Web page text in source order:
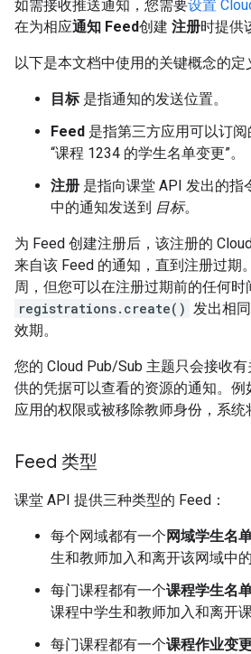
如需接收推送通知，您需要设置
在为相应通知 Feed创建 注册时提供
以下是本文档中使用的关键概念的定
目标是指通知的发送位置。
Feed 是指第三方应用可以订阅
“课程 1234 的学生名单变更”。
注册 是指向课堂 API 发出的指
中的通知发送到 目标。
为 Feed 创建注册后，该注册的
来自该 Feed 的通知，直到注册过期
周，但您可以在注册过期前的任何时
registrations.create() 发出相
效期。
您的 Cloud Pub/Sub 主题只会接收
供的凭据可以查看的资源的通知。
应用的权限或被移除教师身份，系统
Feed 类型
课堂 API 提供三种类型的 Feed：
每个网域都有一个 网域学生名
生和教师加入和离开该网域中
每门课程都有一个课程学生名
课程中学生和教师加入和离开
每门课程都有一个课程作业变